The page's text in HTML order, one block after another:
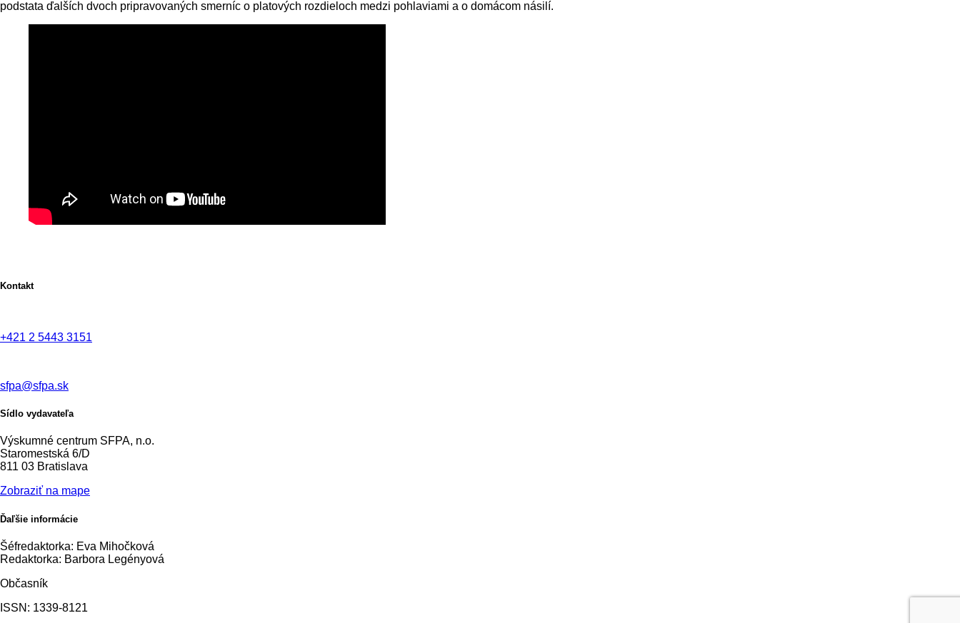
podstata ďalších dvoch pripravovaných smerníc o platových rozdieloch medzi pohlaviami a o domácom násilí.
Kontakt
+421 2 5443 3151
sfpa@sfpa.sk
Sídlo vydavateľa
Výskumné centrum SFPA, n.o.
Staromestská 6/D
811 03 Bratislava
Zobraziť na mape
Ďaľšie informácie
Šéfredaktorka: Eva Mihočková
Redaktorka: Barbora Legényová
Občasník
ISSN: 1339-8121